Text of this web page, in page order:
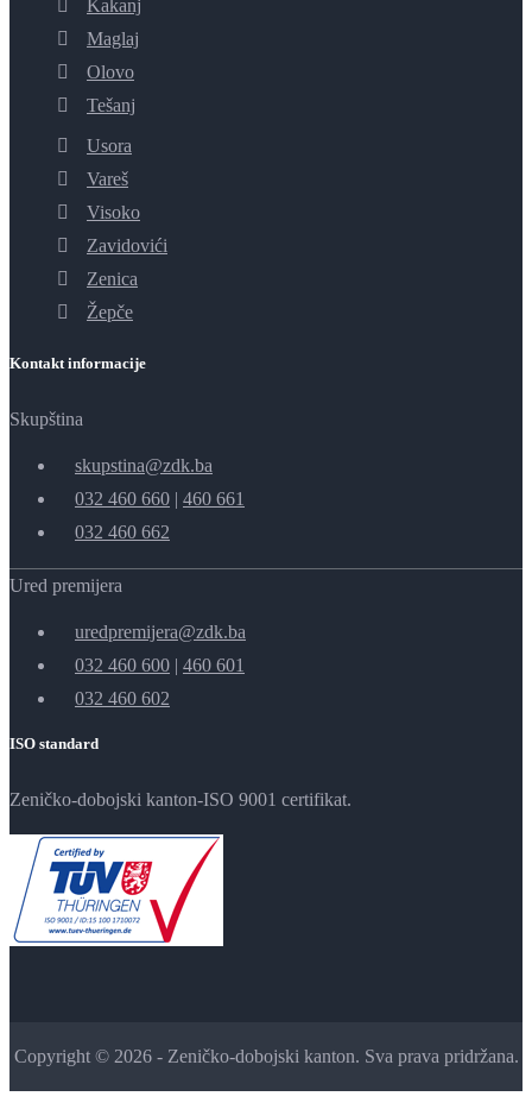
Kakanj
Maglaj
Olovo
Tešanj
Usora
Vareš
Visoko
Zavidovići
Zenica
Žepče
Kontakt informacije
Skupština
skupstina@zdk.ba
032 460 660 | 460 661
032 460 662
Ured premijera
uredpremijera@zdk.ba
032 460 600 | 460 601
032 460 602
ISO standard
Zeničko-dobojski kanton-ISO 9001 certifikat.
Copyright © 2026 - Zeničko-dobojski kanton. Sva prava pridržana.